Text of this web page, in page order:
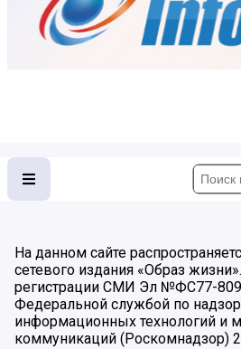
На данном сайте
сетевого издания «Образ
регистрации СМИ Эл №ФС77-
Федеральной службой по
информационных технологий и
коммуникаций (Роскомнадзор)